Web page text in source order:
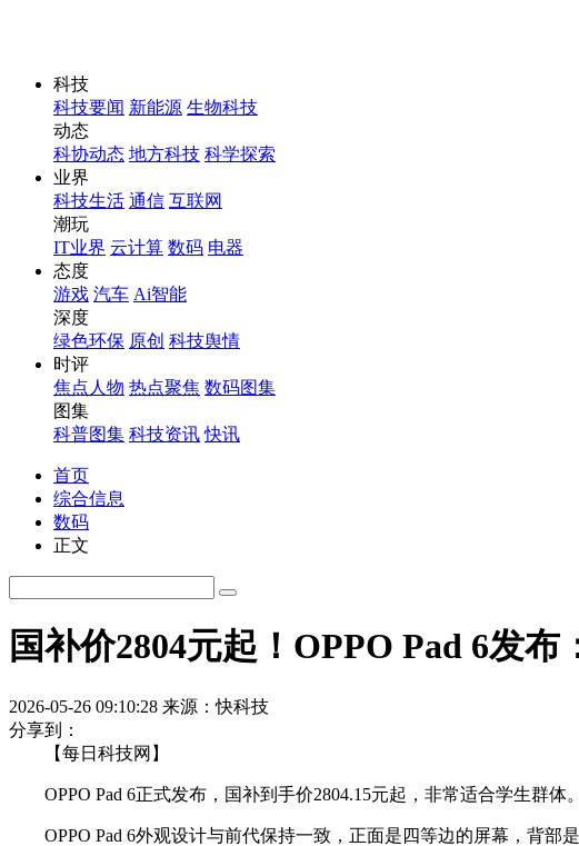
科技
科技要闻 新能源 生物科技
动态
科协动态 地方科技 科学探索
业界
科技生活 通信 互联网
潮玩
IT业界 云计算 数码 电器
态度
游戏 汽车 Ai智能
深度
绿色环保 原创 科技舆情
时评
焦点人物 热点聚焦 数码图集
图集
科普图集 科技资讯 快讯
首页
综合信息
数码
正文
国补价2804元起！OPPO Pad 6发
2026-05-26 09:10:28 来源：快科技
分享到：
【每日科技网】
OPPO Pad 6正式发布，国补到手价2804.15元起，非常适合学生群体。
OPPO Pad 6外观设计与前代保持一致，正面是四等边的屏幕，背部是